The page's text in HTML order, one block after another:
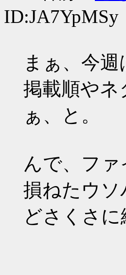
ID:JA7YpMSy
まぁ、今
掲載順や
ぁ、と。
んで、フ
損ねたウ
どさくさ